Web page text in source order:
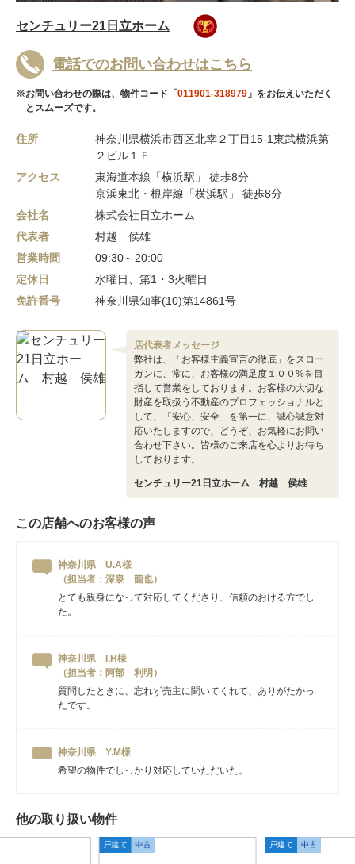
センチュリー21日立ホーム
電話でのお問い合わせはこちら
※お問い合わせの際は、物件コード「011901-318979 」をお伝えいただく
とスムーズです。
住所
神奈川県横浜市西区北幸２丁目15-1東武横浜第
２ビル１Ｆ
アクセス
東海道本線「横浜駅」 徒歩8分
京浜東北・根岸線「横浜駅」 徒歩8分
会社名
株式会社日立ホーム
代表者
村越 侯雄
営業時間
09:30～20:00
定休日
水曜日、第1・3火曜日
免許番号
神奈川県知事(10)第14861号
店代表者メッセージ
弊社は、「お客様主義宣言の徹底」をスロー
ガンに、常に、お客様の満足度１００%を目
指して営業をしております。お客様の大切な
財産を取扱う不動産のプロフェッショナルと
して、「安心、安全」を第一に、誠心誠意対
応いたしますので、どうぞ、お気軽にお問い
合わせ下さい。皆様のご来店を心よりお待ち
しております。
センチュリー21日立ホーム 村越 侯雄
この店舗へのお客様の声
神奈川県 U.A様
（担当者：深泉 龍也）
とても親身になって対応してくださり、信頼のおける方でし
た。
神奈川県 I.H様
（担当者：阿部 利明）
質問したときに、忘れず売主に聞いてくれて、ありがたかっ
たです。
神奈川県 Y.M様
希望の物件でしっかり対応していただいた。
他の取り扱い物件
戸建て 中古 戸建て 中古